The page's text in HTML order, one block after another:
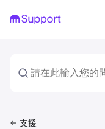
支援